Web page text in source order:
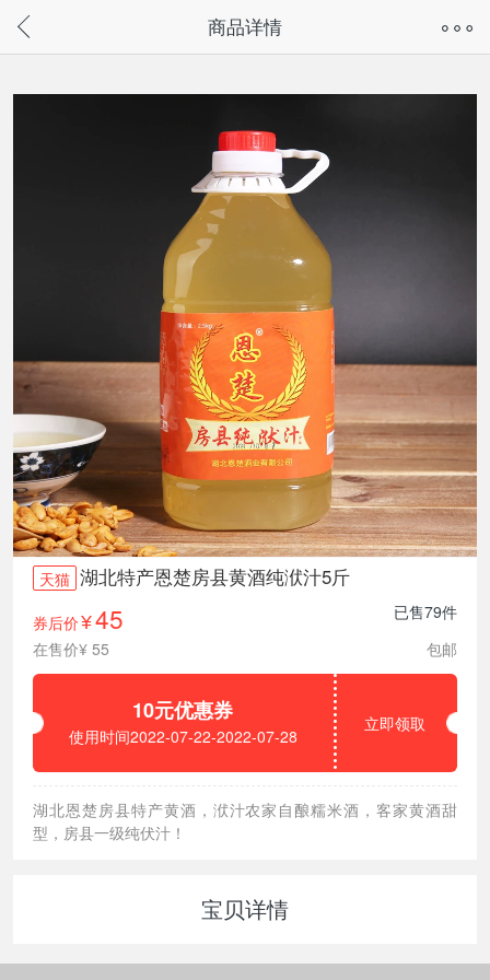
请通过微信或支付宝搜“奇兔客小程序”访问
商品详情
天猫 湖北特产恩楚房县黄酒纯洑汁5斤
券后价¥45
已售79件
在售价¥ 55
包邮
10元优惠券
使用时间2022-07-22-2022-07-28
立即领取
湖北恩楚房县特产黄酒，洑汁农家自酿糯米酒，客家黄酒甜
型，房县一级纯伏汁！
宝贝详情